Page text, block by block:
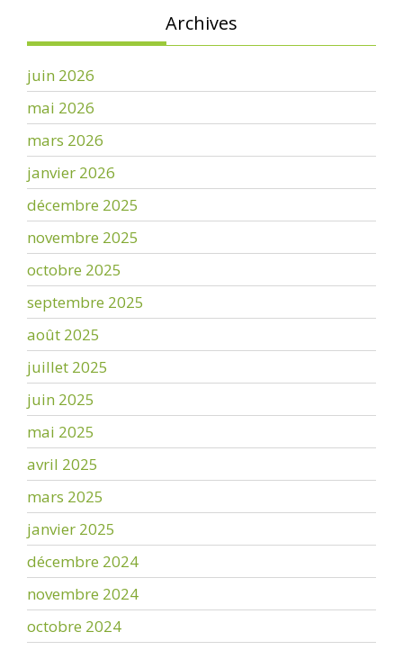
Archives
juin 2026
mai 2026
mars 2026
janvier 2026
décembre 2025
novembre 2025
octobre 2025
septembre 2025
août 2025
juillet 2025
juin 2025
mai 2025
avril 2025
mars 2025
janvier 2025
décembre 2024
novembre 2024
octobre 2024